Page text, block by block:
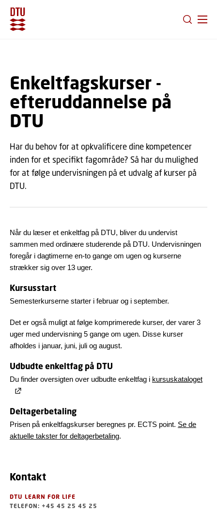
Enkeltfagskurser -
efteruddannelse på
DTU
Har du behov for at opkvalificere dine kompetencer
inden for et specifikt fagområde? Så har du mulighed
for at følge undervisningen på et udvalg af kurser på
DTU.
Når du læser et enkeltfag på DTU, bliver du undervist
sammen med ordinære studerende på DTU. Undervisningen
foregår i dagtimerne en-to gange om ugen og kurserne
strækker sig over 13 uger.
Kursusstart
Semesterkurserne starter i februar og i september.
Det er også muligt at følge komprimerede kurser, der varer 3
uger med undervisning 5 gange om ugen. Disse kurser
afholdes i januar, juni, juli og august.
Udbudte enkeltfag på DTU
Du finder oversigten over udbudte enkeltfag i kursuskataloget
Deltagerbetaling
Prisen på enkeltfagskurser beregnes pr. ECTS point. Se de
aktuelle takster for deltagerbetaling.
Kontakt
DTU LEARN FOR LIFE
TELEFON: +45 45 25 45 25